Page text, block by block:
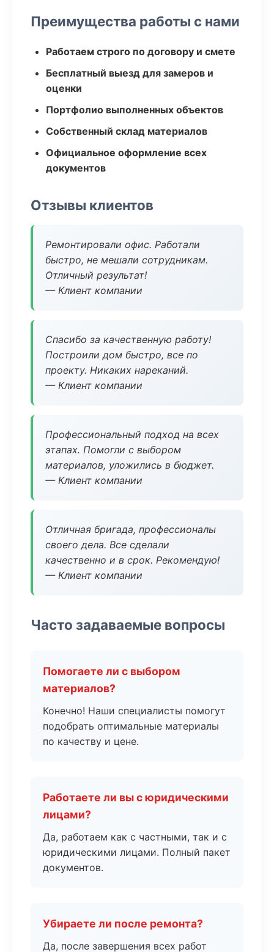
Преимущества работы с нами
Работаем строго по договору и смете
Бесплатный выезд для замеров и
оценки
Портфолио выполненных объектов
Собственный склад материалов
Официальное оформление всех
документов
Отзывы клиентов
Ремонтировали офис. Работали
быстро, не мешали сотрудникам.
Отличный результат!
— Клиент компании
Спасибо за качественную работу!
Построили дом быстро, все по
проекту. Никаких нареканий.
— Клиент компании
Профессиональный подход на всех
этапах. Помогли с выбором
материалов, уложились в бюджет.
— Клиент компании
Отличная бригада, профессионалы
своего дела. Все сделали
качественно и в срок. Рекомендую!
— Клиент компании
Часто задаваемые вопросы
Помогаете ли с выбором
материалов?
Конечно! Наши специалисты помогут
подобрать оптимальные материалы
по качеству и цене.
Работаете ли вы с юридическими
лицами?
Да, работаем как с частными, так и с
юридическими лицами. Полный пакет
документов.
Убираете ли после ремонта?
Да, после завершения всех работ